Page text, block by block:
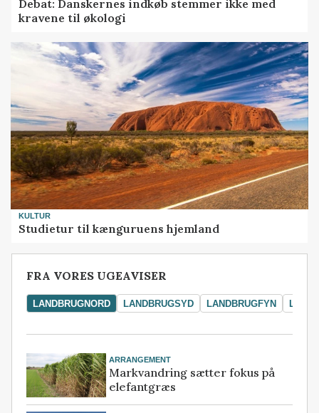
Debat: Danskernes indkøb stemmer ikke med
kravene til økologi
KULTUR
Studietur til kænguruens hjemland
FRA VORES UGEAVISER
LANDBRUGNORD LANDBRUGSYD LANDBRUGFYN
ARRANGEMENT
Markvandring sætter fokus på
elefantgræs